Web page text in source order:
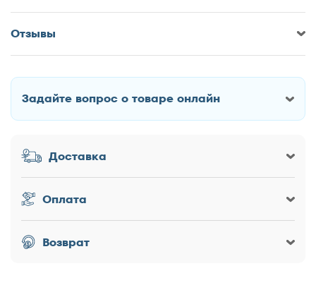
Отзывы
Оставить отзыв о Кровать Sonberry
Как Вас зовут?
Заголовок
Оценка товара
Задайте вопрос о товаре онлайн
Доставка
Оплата
Возврат